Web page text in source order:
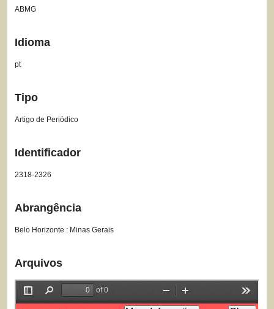
ABMG
Idioma
pt
Tipo
Artigo de Periódico
Identificador
2318-2326
Abrangência
Belo Horizonte : Minas Gerais
Arquivos